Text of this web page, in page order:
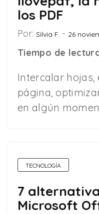
los PDF
Por: Silvia F. 26
Tiempo de
Intercalar
página,
en algún
TECNOLOGÍA
7
Microsoft